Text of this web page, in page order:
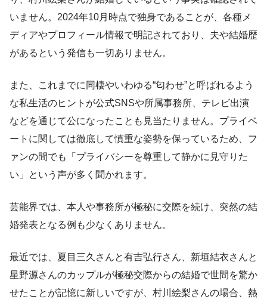
いません。2024年10月時点で独身であることが、各種メ
ディアやプロフィール情報で明記されており、夫や結婚歴
があるという発信も一切ありません。
また、これまでに同棲やいわゆる“匂わせ”と呼ばれるよう
な私生活のヒントが公式SNSや所属事務所、テレビ出演
などを通じて公になったことも見当たりません。プライベ
ートに関しては徹底して慎重な姿勢を保っているため、フ
ァンの間でも「プライバシーを尊重して静かに見守りた
い」という声が多く聞かれます。
芸能界では、本人や事務所が極秘に交際を続け、突然の結
婚発表となる例も少なくありません。
最近では、夏目三久さんと有吉弘行さん、新垣結衣さんと
星野源さんのカップルが極秘交際からの結婚で世間を驚か
せたことが記憶に新しいですが、村川絵梨さんの場合、熱